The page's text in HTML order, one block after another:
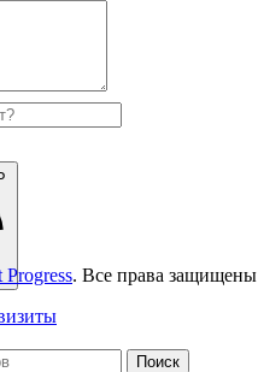
. Все права защищены
Поиск